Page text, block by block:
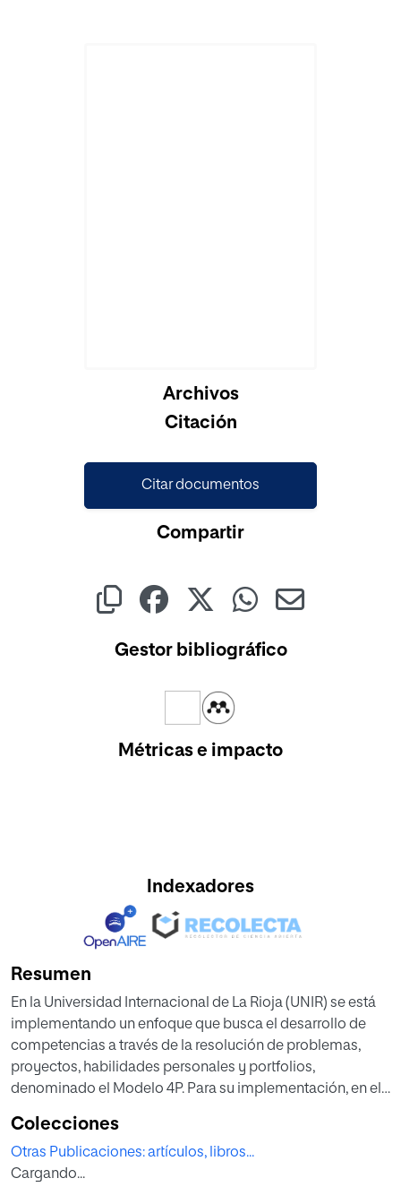
Archivos
Citación
Citar documentos
Compartir
Gestor bibliográfico
Métricas e impacto
Indexadores
Resumen
En la Universidad Internacional de La Rioja (UNIR) se está
implementando un enfoque que busca el desarrollo de
competencias a través de la resolución de problemas,
proyectos, habilidades personales y portfolios,
denominado el Modelo 4P. Para su implementación, en el
Matemáticas, se ha desarrollado una innovación
educativa para la asignatura de Desarrollo del
Pensamiento Lógico-Matemático, basada en la creación
Colecciones
Otras Publicaciones: artículos, libros...
Cargando...